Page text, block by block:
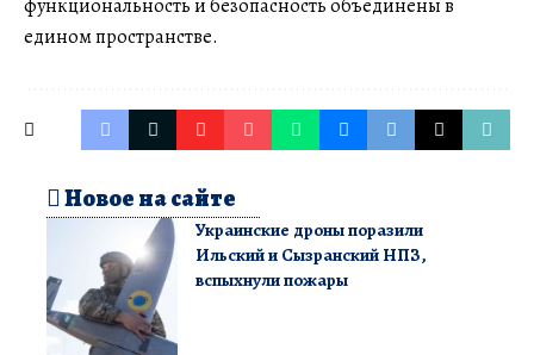
функциональность и безопасность объединены в
едином пространстве.
Новое на сайте
Украинские дроны поразили
Ильский и Сызранский НПЗ,
вспыхнули пожары